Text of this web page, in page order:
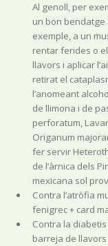
Al genoll, per
un bon bendatge
exemple, a un
rentar ferides o
llavors i aplicar
retirat el
l’anomeant
de llimona i de
perforatum,
Origanum
fer servir
de l’àrnica dels
mexicana sol
Contra l’atròfia
fenigrec + card
Contra la
barreja de